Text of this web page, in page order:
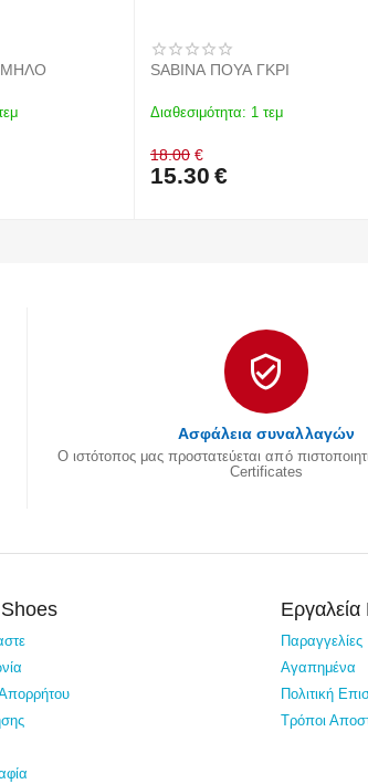
ΜΗΛΟ SABINA ΠΟΥΑ ΓΚΡΙ
Διαθεσιμότητα: 1 τεμ
18.00 €
15.30 €
Ασφάλεια συναλλαγών
Ο ιστότοπος μας προστατεύεται από
Certificates
Απορρήτου
Εργαλεία
Παραγγελίες
Αγαπημένα
Πολιτική
Τρόποι